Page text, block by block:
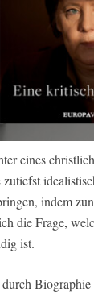
eines
indem
die Frage,
ist.